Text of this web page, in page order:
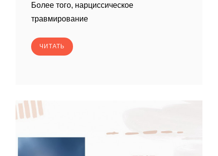
Более того, нарциссическое
травмирование
ЧИТАТЬ